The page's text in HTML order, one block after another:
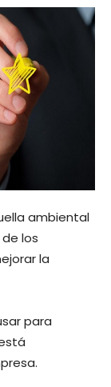
ambiental
los
la
para